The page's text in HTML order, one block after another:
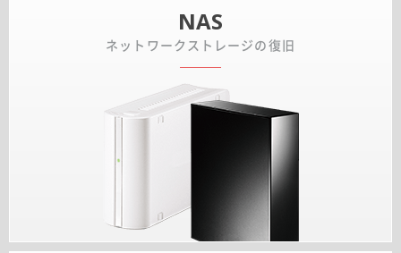
NAS
ネットワークストレージの復旧